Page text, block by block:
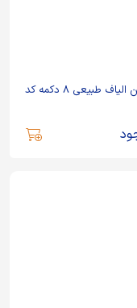
پیراهن الیاف طبیعی 8 دکمه کد